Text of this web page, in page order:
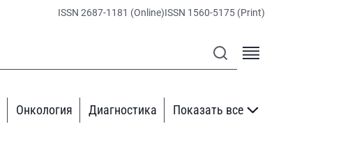
ISSN 2687-1181 (Online)ISSN 1560-5175 (Print)
Онкология Диагностика Показать все